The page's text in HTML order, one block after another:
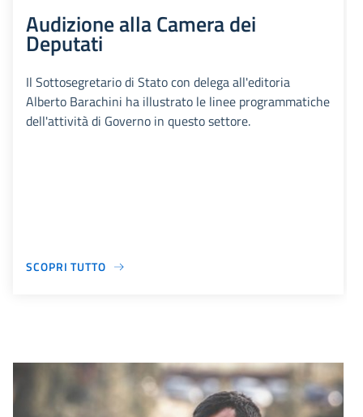
Audizione alla Camera dei
Deputati
Il Sottosegretario di Stato con delega all'editoria
Alberto Barachini ha illustrato le linee programmatiche
dell'attività di Governo in questo settore.
SCOPRI TUTTO